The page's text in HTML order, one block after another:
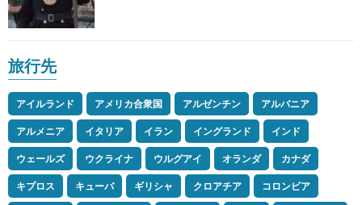
旅行先
アイルランド アメリカ合衆国 アルゼンチン
アルバニア
アルメニア
イタリア イラン イングランド
インド
ウェールズ
ウクライナ ウルグアイ オランダ
カナダ
キプロス
キューバ ギリシャ クロアチア
コロンビア